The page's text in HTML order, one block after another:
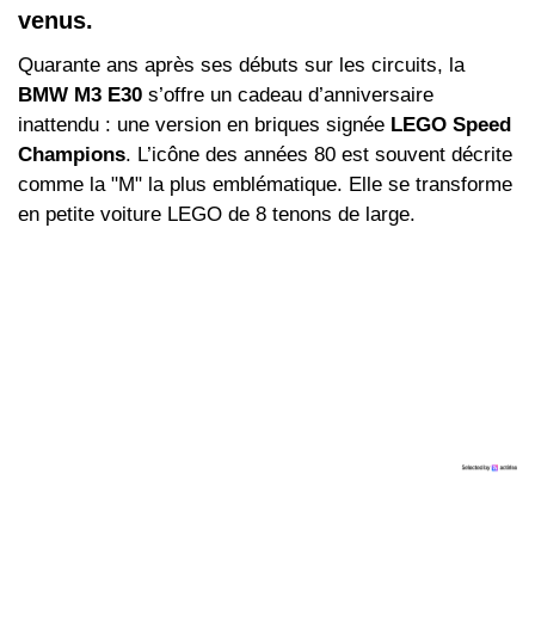
venus.
Quarante ans après ses débuts sur les circuits, la
BMW M3 E30 s’offre un cadeau d’anniversaire
inattendu : une version en briques signée LEGO Speed
Champions. L’icône des années 80 est souvent décrite
comme la "M" la plus emblématique. Elle se transforme
en petite voiture LEGO de 8 tenons de large.